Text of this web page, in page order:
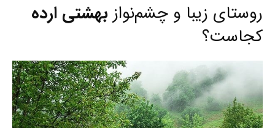
روستای زیبا و چشم‌نواز بهشتی ارده
کجاست؟